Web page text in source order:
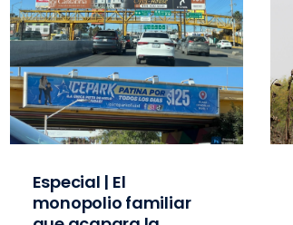
Especial | El
monopolio familiar